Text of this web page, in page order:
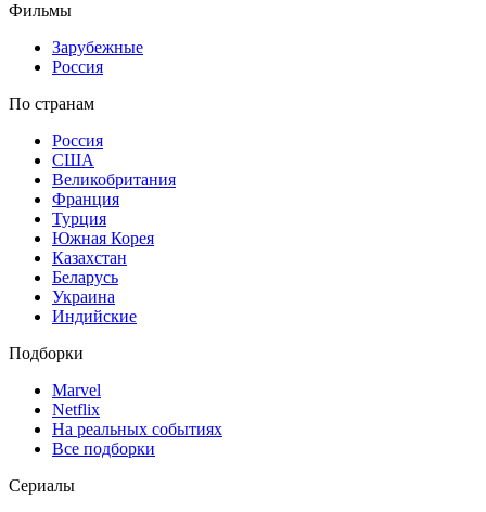
Фильмы
Зарубежные
Россия
По странам
Россия
США
Великобритания
Франция
Турция
Южная Корея
Казахстан
Беларусь
Украина
Индийские
Подборки
Marvel
Netflix
На реальных событиях
Все подборки
Сериалы